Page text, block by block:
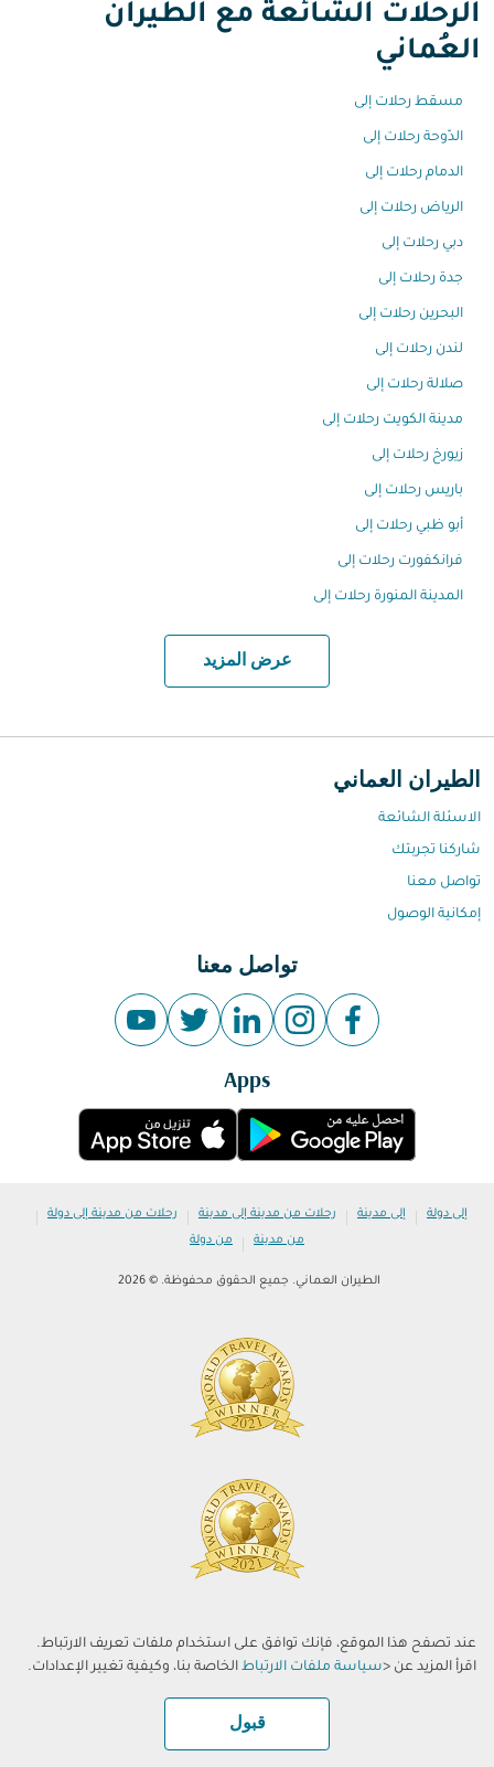
عند تصفح هذا الموقع، فإنك توافق على استخدام ملفات تعريف الارتباط.
اقرأ المزيد عن <سياسة ملفات الارتباط الخاصة بنا، وكيفية تغيير الإعدادات.
قبول
الرحلات الشائعة مع الطيران
العُماني
مسقط رحلات إلى
الدّوحة رحلات إلى
الدمام رحلات إلى
الرياض رحلات إلى
دبي رحلات إلى
جدة رحلات إلى
البحرين رحلات إلى
لندن رحلات إلى
صلالة رحلات إلى
مدينة الكويت رحلات إلى
زيورخ رحلات إلى
باريس رحلات إلى
أبو ظبي رحلات إلى
فرانكفورت رحلات إلى
المدينة المنورة رحلات إلى
عرض المزيد
الطيران العماني
الاسئلة الشائعة
شاركنا تجربتك
تواصل معنا
إمكانية الوصول
تواصل معنا
Apps
إلى دولة | إلى مدينة | رحلات من مدينة إلى مدينة | رحلات من مدينة إلى دولة |
من مدينة | من دولة
الطيران العماني. جميع الحقوق محفوظة. © 2026